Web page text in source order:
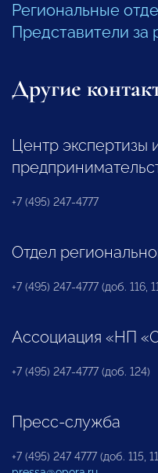
Региональные
Представители за
Другие
Центр экспертизы
+7 (495) 247-4777
Отдел
+7 (495) 247-4777 (доб. 116,
Ассоциация «НП
+7 (495) 247-4777 (доб. 124)
Пресс-служба
+7 (495) 247 4777 (доб. 115,